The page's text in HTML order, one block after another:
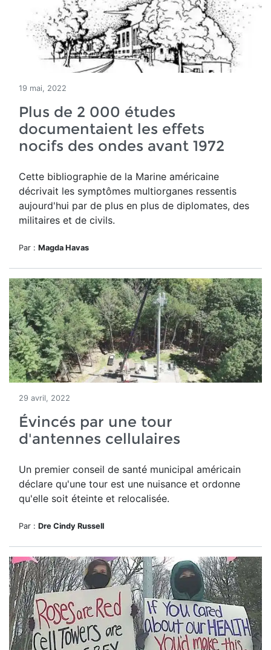
19 mai, 2022
Plus de 2 000 études
documentaient les effets
nocifs des ondes avant 1972
Cette bibliographie de la Marine américaine
décrivait les symptômes multiorganes ressentis
aujourd'hui par de plus en plus de diplomates, des
militaires et de civils.
Par : Magda Havas
29 avril, 2022
Évincés par une tour
d'antennes cellulaires
Un premier conseil de santé municipal américain
déclare qu'une tour est une nuisance et ordonne
qu'elle soit éteinte et relocalisée.
Par : Dre Cindy Russell